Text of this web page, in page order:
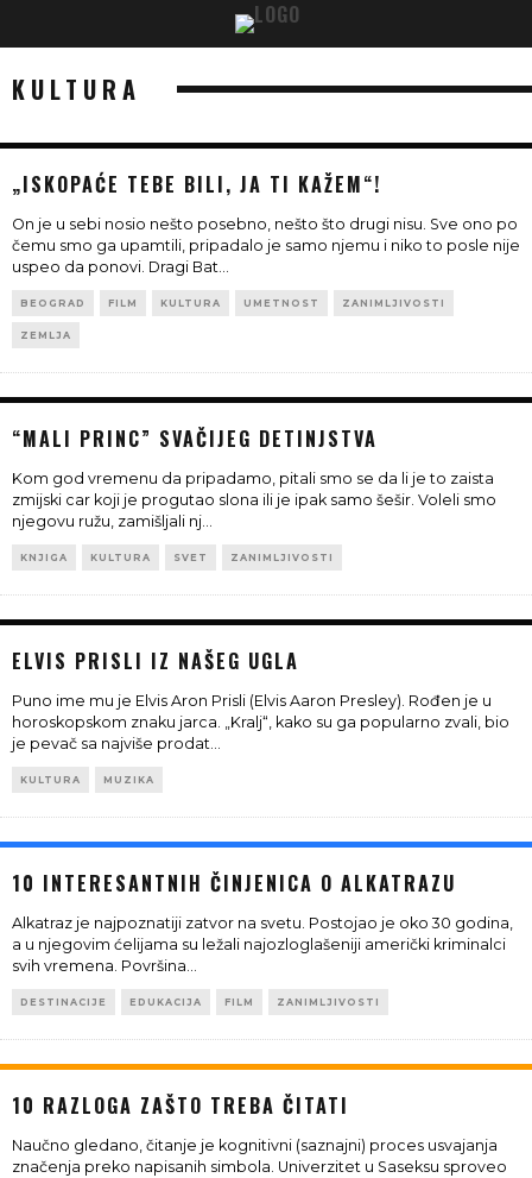
KULTURA
„ISKOPAĆE TEBE BILI, JA TI KAŽEM“!
On je u sebi nosio nešto posebno, nešto što drugi nisu. Sve ono po
čemu smo ga upamtili, pripadalo je samo njemu i niko to posle nije
uspeo da ponovi. Dragi Bat...
BEOGRAD FILM KULTURA UMETNOST ZANIMLJIVOSTI
ZEMLJA
“MALI PRINC” SVAČIJEG DETINJSTVA
Kom god vremenu da pripadamo, pitali smo se da li je to zaista
zmijski car koji je progutao slona ili je ipak samo šešir. Voleli smo
njegovu ružu, zamišljali nj...
KNJIGA KULTURA SVET ZANIMLJIVOSTI
ELVIS PRISLI IZ NAŠEG UGLA
Puno ime mu je Elvis Aron Prisli (Elvis Aaron Presley). Rođen je u
horoskopskom znaku jarca. „Kralj“, kako su ga popularno zvali, bio
je pevač sa najviše prodat...
KULTURA MUZIKA
10 INTERESANTNIH ČINJENICA O ALKATRAZU
Alkatraz je najpoznatiji zatvor na svetu. Postojao je oko 30 godina,
a u njegovim ćelijama su ležali najozloglašeniji američki kriminalci
svih vremena. Površina...
DESTINACIJE EDUKACIJA FILM ZANIMLJIVOSTI
10 RAZLOGA ZAŠTO TREBA ČITATI
Naučno gledano, čitanje je kognitivni (saznajni) proces usvajanja
značenja preko napisanih simbola. Univerzitet u Saseksu sproveo